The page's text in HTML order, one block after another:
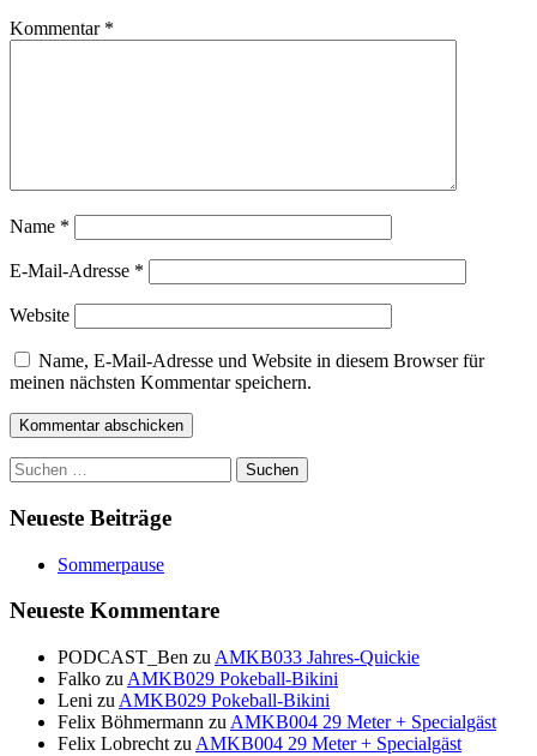
Kommentar *
Name *
E-Mail-Adresse *
Website
Name, E-Mail-Adresse und Website in diesem Browser für
meinen nächsten Kommentar speichern.
Suchen
nach:
Neueste Beiträge
Sommerpause
Neueste Kommentare
PODCAST_Ben zu AMKB033 Jahres-Quickie
Falko zu AMKB029 Pokeball-Bikini
Leni zu AMKB029 Pokeball-Bikini
Felix Böhmermann zu AMKB004 29 Meter + Specialgäst
Felix Lobrecht zu AMKB004 29 Meter + Specialgäst